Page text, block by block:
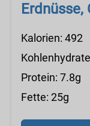
Kalorien: 492
Protein: 7.8g
Fette: 25g